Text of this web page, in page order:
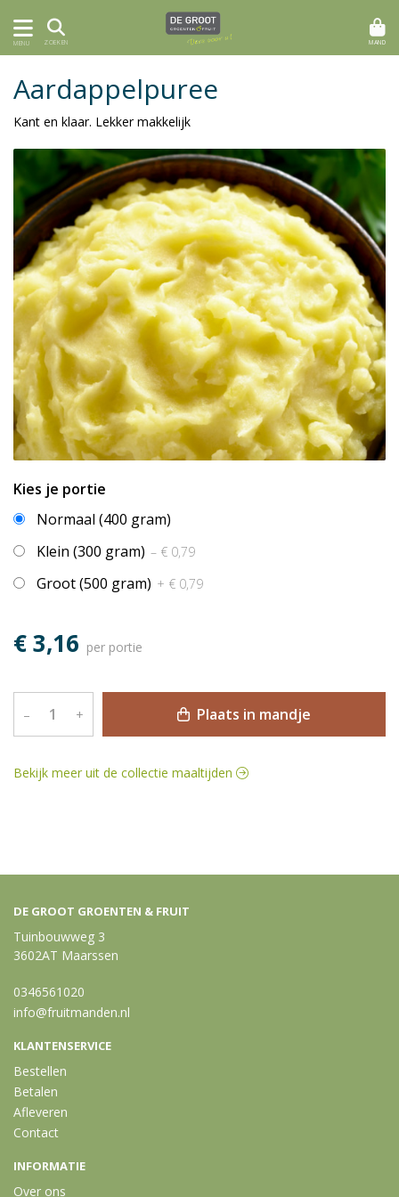
MENU ZOEKEN MAND
Aardappelpuree
Kant en klaar. Lekker makkelijk
Kies je portie
Normaal (400 gram)
Klein (300 gram) – € 0,79
Groot (500 gram) + € 0,79
€ 3,16 per portie
– + Plaats in mandje
Bekijk meer uit de collectie maaltijden
DE GROOT GROENTEN & FRUIT
Tuinbouwweg 3
3602AT Maarssen
0346561020
info@fruitmanden.nl
KLANTENSERVICE
Bestellen
Betalen
Afleveren
Contact
INFORMATIE
Over ons